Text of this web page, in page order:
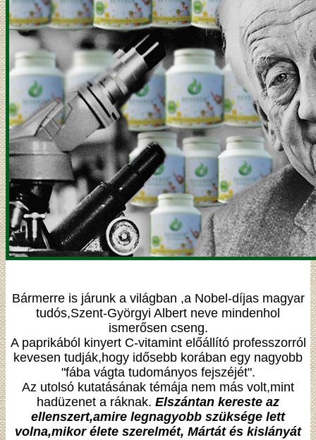
Bármerre is járunk a világban ,a Nobel-díjas magyar
tudós,Szent-Györgyi Albert neve mindenhol
ismerősen cseng.
A paprikából kinyert C-vitamint előállító professzorról
kevesen tudják,hogy idősebb korában egy nagyobb
"fába vágta tudományos fejszéjét".
Az utolsó kutatásának témája nem más volt,mint
hadüzenet a ráknak. Elszántan kereste az
ellenszert,amire legnagyobb szüksége lett
volna,mikor élete szerelmét, Mártát és kislányát